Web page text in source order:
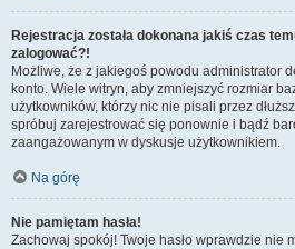
Rejestracja została dokonana jakiś czas
zalogować?!
Możliwe, że z jakiegoś powodu administrator
konto. Wiele witryn, aby zmniejszyć rozmiar
użytkowników, którzy nic nie pisali przez
spróbuj zarejestrować się ponownie i bądź
zaangażowanym w dyskusje użytkownikiem.
Na górę
Nie pamiętam hasła!
Zachowaj spokój! Twoje hasło wprawdzie nie